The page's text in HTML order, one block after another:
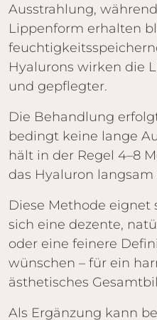
Ausstrahlung,
Lippenform erhalten
Hyalurons wirken die
und gepflegter.
Die Behandlung
bedingt keine lange
hält in der Regel 4–8
das Hyaluron langsam
Diese Methode eignet
sich eine dezente,
oder eine feinere
wünschen – für ein
ästhetisches
Als Ergänzung kann